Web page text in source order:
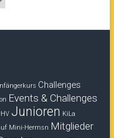
Challenges
Events & Challenges
Junioren KiLa
Mini-Hermsn Mitglieder